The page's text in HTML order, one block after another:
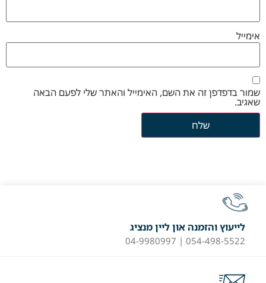
אימייל
שמור בדפדפן זה את השם, האימייל והאתר שלי לפעם הבאה
שאגיב.
לייעוץ והזמנה און ליין מנציג
054-498-5522 | 04-9980997